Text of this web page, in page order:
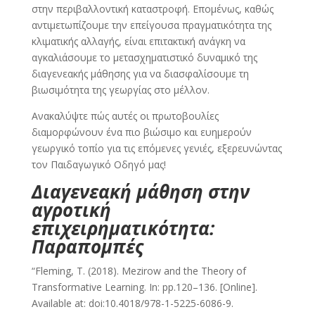
στην περιβαλλοντική καταστροφή. Επομένως, καθώς
αντιμετωπίζουμε την επείγουσα πραγματικότητα της
κλιματικής αλλαγής, είναι επιτακτική ανάγκη να
αγκαλιάσουμε το μετασχηματιστικό δυναμικό της
διαγενεακής μάθησης για να διασφαλίσουμε τη
βιωσιμότητα της γεωργίας στο μέλλον.
Aνακαλύψτε πώς αυτές οι πρωτοβουλίες
διαμορφώνουν ένα πιο βιώσιμο και ευημερούν
γεωργικό τοπίο για τις επόμενες γενιές, εξερευνώντας
τον Παιδαγωγικό Οδηγό μας!
Διαγενεακή μάθηση στην
αγροτική
επιχειρηματικότητα:
Παραπομπές
“Fleming, T. (2018). Mezirow and the Theory of
Transformative Learning. In: pp.120–136. [Online].
Available at: doi:10.4018/978-1-5225-6086-9.